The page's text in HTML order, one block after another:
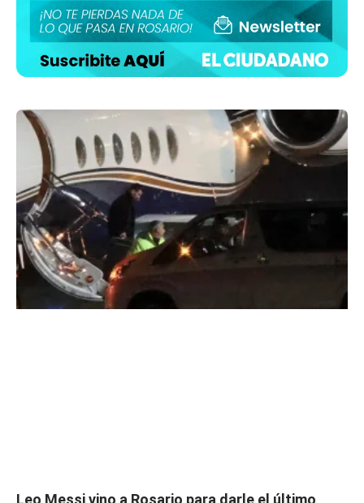
Leo Messi vino a Rosario para darle el último